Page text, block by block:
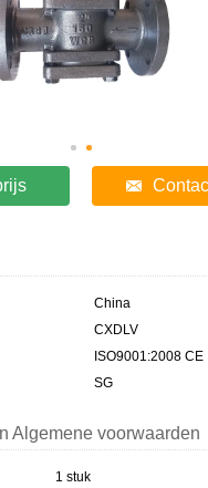
China
CXDLV
ISO9001:2008 CE
SG
Algemene voorwaarden
1 stuk